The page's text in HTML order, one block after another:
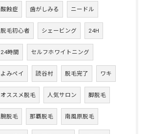
酸蝕症 歯がしみる ニードル
脱毛初心者 シェービング 24H
24時間 セルフホワイトニング
よみペイ 読谷村 脱毛完了 ワキ
オススメ脱毛 人気サロン 脚脱毛
腕脱毛 那覇脱毛 南風原脱毛